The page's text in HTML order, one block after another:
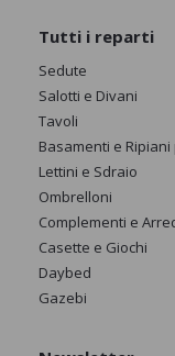
Tutti i reparti
Sedute
Salotti e Divani
Tavoli
Basamenti e Ripiani
Lettini e Sdraio
Ombrelloni
Complementi e
Casette e Giochi
Daybed
Gazebi